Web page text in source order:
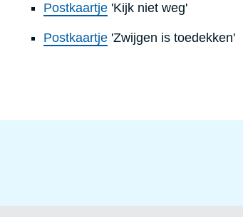
Postkaartje 'Kijk niet weg'
Postkaartje 'Zwijgen is toedekken'